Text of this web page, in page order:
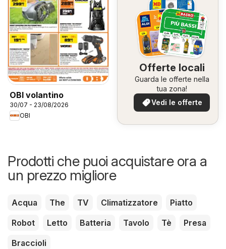
OBI volantino
30/07 - 23/08/2026
OBI
Offerte locali
Guarda le offerte nella
tua zona!
Vedi le offerte
Prodotti che puoi acquistare ora a
un prezzo migliore
Acqua The TV Climatizzatore
Piatto
Robot
Letto Batteria Tavolo Tè
Presa
Braccioli